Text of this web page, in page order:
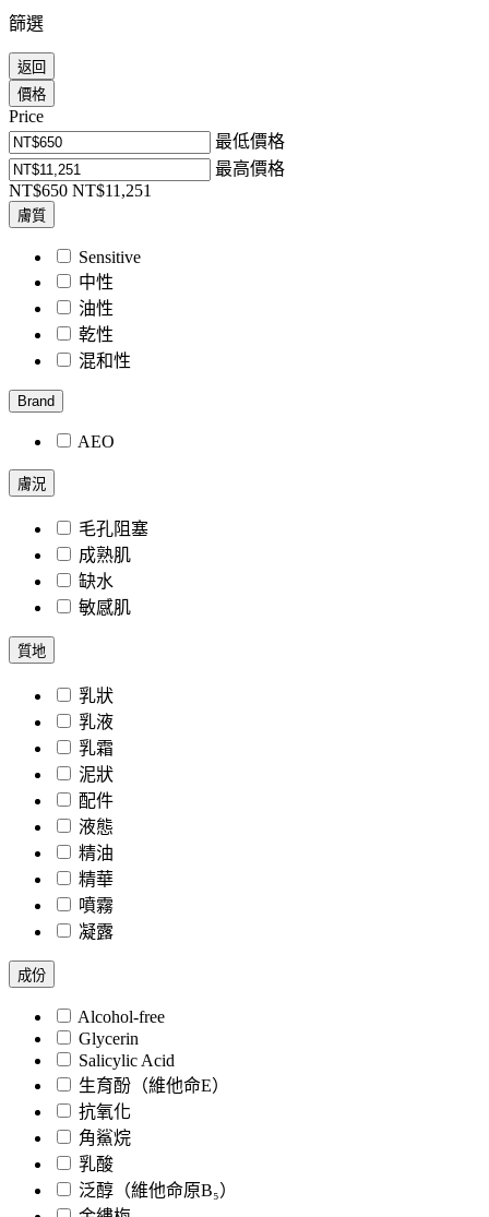
篩選
返回
價格
Price
最低價格
最高價格
NT$650 NT$11,251
膚質
Sensitive
中性
油性
乾性
混和性
Brand
AEO
膚況
毛孔阻塞
成熟肌
缺水
敏感肌
質地
乳狀
乳液
乳霜
泥狀
配件
液態
精油
精華
噴霧
凝露
成份
Alcohol-free
Glycerin
Salicylic Acid
生育酚（維他命E）
抗氧化
角鯊烷
乳酸
泛醇（維他命原B₅）